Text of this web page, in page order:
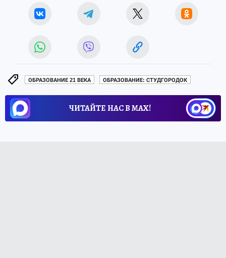
ОБРАЗОВАНИЕ 21 ВЕКА ОБРАЗОВАНИЕ: СТУДГОРОДОК
ЧИТАЙТЕ НАС В МАХ!